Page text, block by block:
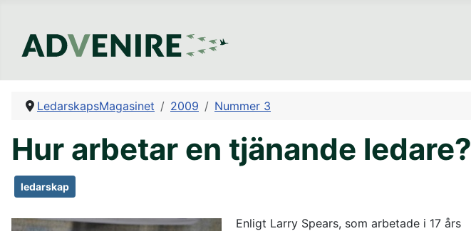
LedarskapsMagasinet 2009 Nummer 3
Hur arbetar en tjänande ledare?
ledarskap
Enligt Larry Spears, som arbetade i 17 års